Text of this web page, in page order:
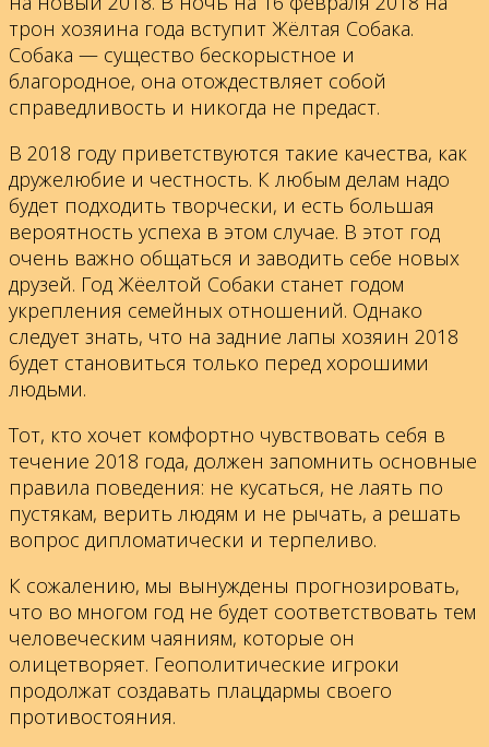
трон хозяина года вступит Жёлтая Собака.
Собака — существо бескорыстное и
благородное, она отождествляет собой
справедливость и никогда не предаст.
В 2018 году приветствуются такие качества, как
дружелюбие и честность. К любым делам надо
будет подходить творчески, и есть большая
вероятность успеха в этом случае. В этот год
очень важно общаться и заводить себе новых
друзей. Год Жёелтой Собаки станет годом
укрепления семейных отношений. Однако
следует знать, что на задние лапы хозяин 2018
будет становиться только перед хорошими
людьми.
Тот, кто хочет комфортно чувствовать себя в
течение 2018 года, должен запомнить основные
правила поведения: не кусаться, не лаять по
пустякам, верить людям и не рычать, а решать
вопрос дипломатически и терпеливо.
К сожалению, мы вынуждены прогнозировать,
что во многом год не будет соответствовать тем
человеческим чаяниям, которые он
олицетворяет. Геополитические игроки
продолжат создавать плацдармы своего
противостояния.